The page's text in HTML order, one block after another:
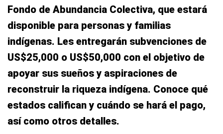
Fondo de Abundancia Colectiva, que estará
disponible para personas y familias
indígenas. Les entregarán subvenciones de
US$25,000 o US$50,000 con el objetivo de
apoyar sus sueños y aspiraciones de
reconstruir la riqueza indígena. Conoce qué
estados califican y cuándo se hará el pago,
así como otros detalles.